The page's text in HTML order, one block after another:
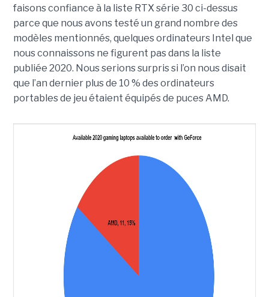
faisons confiance à la liste RTX série 30 ci-dessus
parce que nous avons testé un grand nombre des
modèles mentionnés, quelques ordinateurs Intel que
nous connaissons ne figurent pas dans la liste
publiée 2020. Nous serions surpris si l’on nous disait
que l’an dernier plus de 10 % des ordinateurs
portables de jeu étaient équipés de puces AMD.